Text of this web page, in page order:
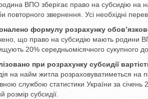
ВПО зберігає право на субсидію на
повторного звернення. Усі необхідні
формулу розрахунку
що право на субсидію мають родини
20% середньомісячного сукупного
при розрахунку субсидії
на найм житла розраховуватиметься на
службою статистики України за січень
розмір субсидії.